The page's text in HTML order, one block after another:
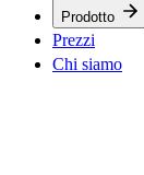
Prodotto
Prezzi
Chi siamo